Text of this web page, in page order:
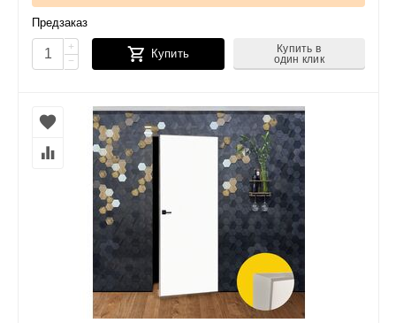
Предзаказ
+
−
Купить
Купить в
один клик